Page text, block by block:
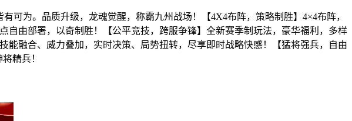
可为。品质升级，龙魂觉醒，称霸九州战场！【4X4布阵，策略制胜】4×4布阵，
由部署，以奇制胜！【公平竞技，跨服争锋】全新赛季制玩法，豪华福利，多样
融合、威力叠加，实时决策、局势扭转，尽享即时战略快感！【猛将强兵，自由
精兵！